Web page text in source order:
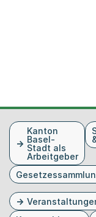
FusszeileKanton
Basel-
Stadt als
Arbeitgeber